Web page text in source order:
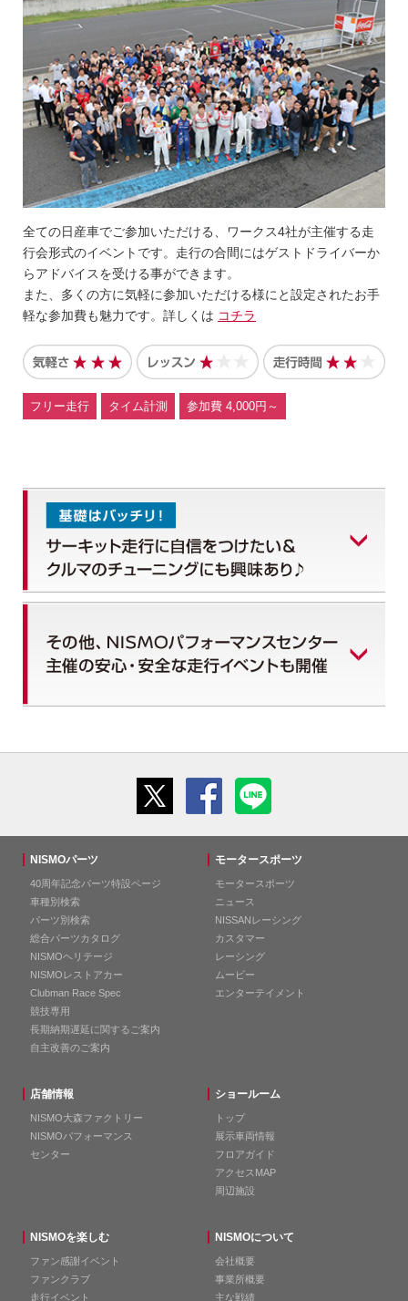
全ての日産車でご参加いただける、ワークス4社が主催する走
行会形式のイベントです。走行の合間にはゲストドライバーか
らアドバイスを受ける事ができます。
また、多くの方に気軽に参加いただける様にと設定されたお手
軽な参加費も魅力です。詳しくは コチラ
フリー走行 タイム計測 参加費 4,000円～
NISMOパーツ
40周年記念パーツ特設ページ
車種別検索
パーツ別検索
総合パーツカタログ
NISMOヘリテージ
NISMOレストアカー
Clubman Race Spec
競技専用
長期納期遅延に関するご案内
自主改善のご案内
モータースポーツ
モータースポーツ
ニュース
NISSANレーシング
カスタマー
レーシング
ムービー
エンターテイメント
店舗情報
NISMO大森ファクトリー
NISMOパフォーマンス
センター
ショールーム
トップ
展示車両情報
フロアガイド
アクセスMAP
周辺施設
NISMOを楽しむ
ファン感謝イベント
ファンクラブ
走行イベント
NISMOについて
会社概要
事業所概要
主な戦績